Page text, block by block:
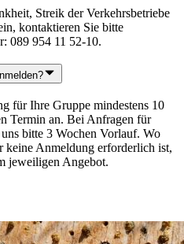
Streik der Verkehrsbetriebe
kontaktieren Sie bitte
089 954 11 52-10.
für Ihre Gruppe mindestens 10
Termin an. Bei Anfragen für
bitte 3 Wochen Vorlauf. Wo
keine Anmeldung erforderlich ist,
jeweiligen Angebot.